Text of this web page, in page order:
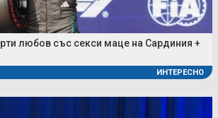
любов със секси маце на Сардиния +
ИНТЕРЕСНО